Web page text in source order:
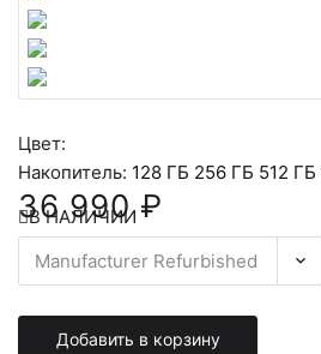
Цвет:
Накопитель: 128 ГБ 256 ГБ 512 ГБ
36 990 ₽
В НАЛИЧИИ
Добавить в корзину